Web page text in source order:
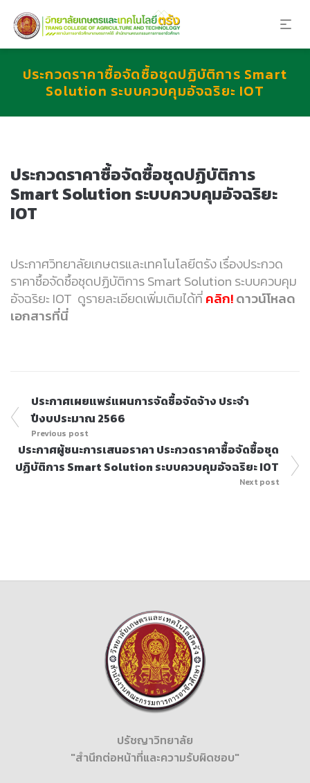
ประกวดราคาซื้อจัดซื้อชุดปฏิบัติการ Smart
Solution ระบบควบคุมอัจฉริยะ IOT
ประกวดราคาซื้อจัดซื้อชุดปฏิบัติการ
Smart Solution ระบบควบคุมอัจฉริยะ
IOT
ประกาศวิทยาลัยเกษตรและเทคโนโลยีตรัง เรื่องประกวด
ราคาซื้อจัดซื้อชุดปฏิบัติการ Smart Solution ระบบควบคุม
อัจฉริยะ IOT ดูรายละเอียดเพิ่มเติมได้ที่คลิก!ดาวน์โหลด
เอกสารที่นี่
ประกาศเผยแพร่แผนการจัดซื้อจัดจ้าง ประจำ
ปีงบประมาณ 2566
Previous post
ประกาศผู้ชนะการเสนอราคา ประกวดราคาซื้อจัดซื้อชุด
ปฏิบัติการ Smart Solution ระบบควบคุมอัจฉริยะ IOT
Next post
ปรัชญาวิทยาลัย
"สำนึกต่อหน้าที่และความรับผิดชอบ"